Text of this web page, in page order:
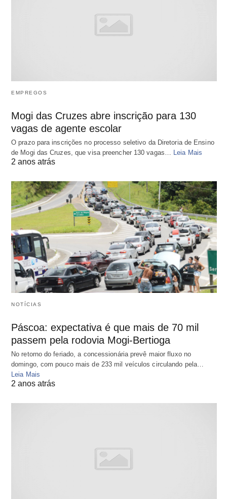
EMPREGOS
Mogi das Cruzes abre inscrição para 130
vagas de agente escolar
O prazo para inscrições no processo seletivo da Diretoria de Ensino
de Mogi das Cruzes, que visa preencher 130 vagas… Leia Mais
2 anos atrás
NOTÍCIAS
Páscoa: expectativa é que mais de 70 mil
passem pela rodovia Mogi-Bertioga
No retorno do feriado, a concessionária prevê maior fluxo no
domingo, com pouco mais de 233 mil veículos circulando pela…
Leia Mais
2 anos atrás